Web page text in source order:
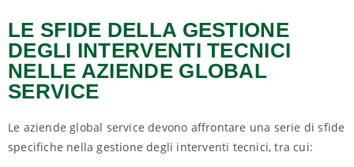
LE SFIDE DELLA GESTIONE
DEGLI INTERVENTI TECNICI
NELLE AZIENDE GLOBAL
SERVICE
Le aziende global service devono affrontare una serie di sfide
specifiche nella gestione degli interventi tecnici, tra cui: